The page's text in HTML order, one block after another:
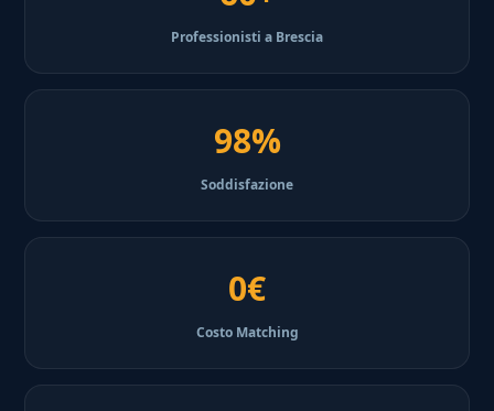
Professionisti a Brescia
98%
Soddisfazione
0€
Costo Matching